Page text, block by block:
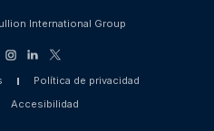
International Group
Política de privacidad
Accesibilidad